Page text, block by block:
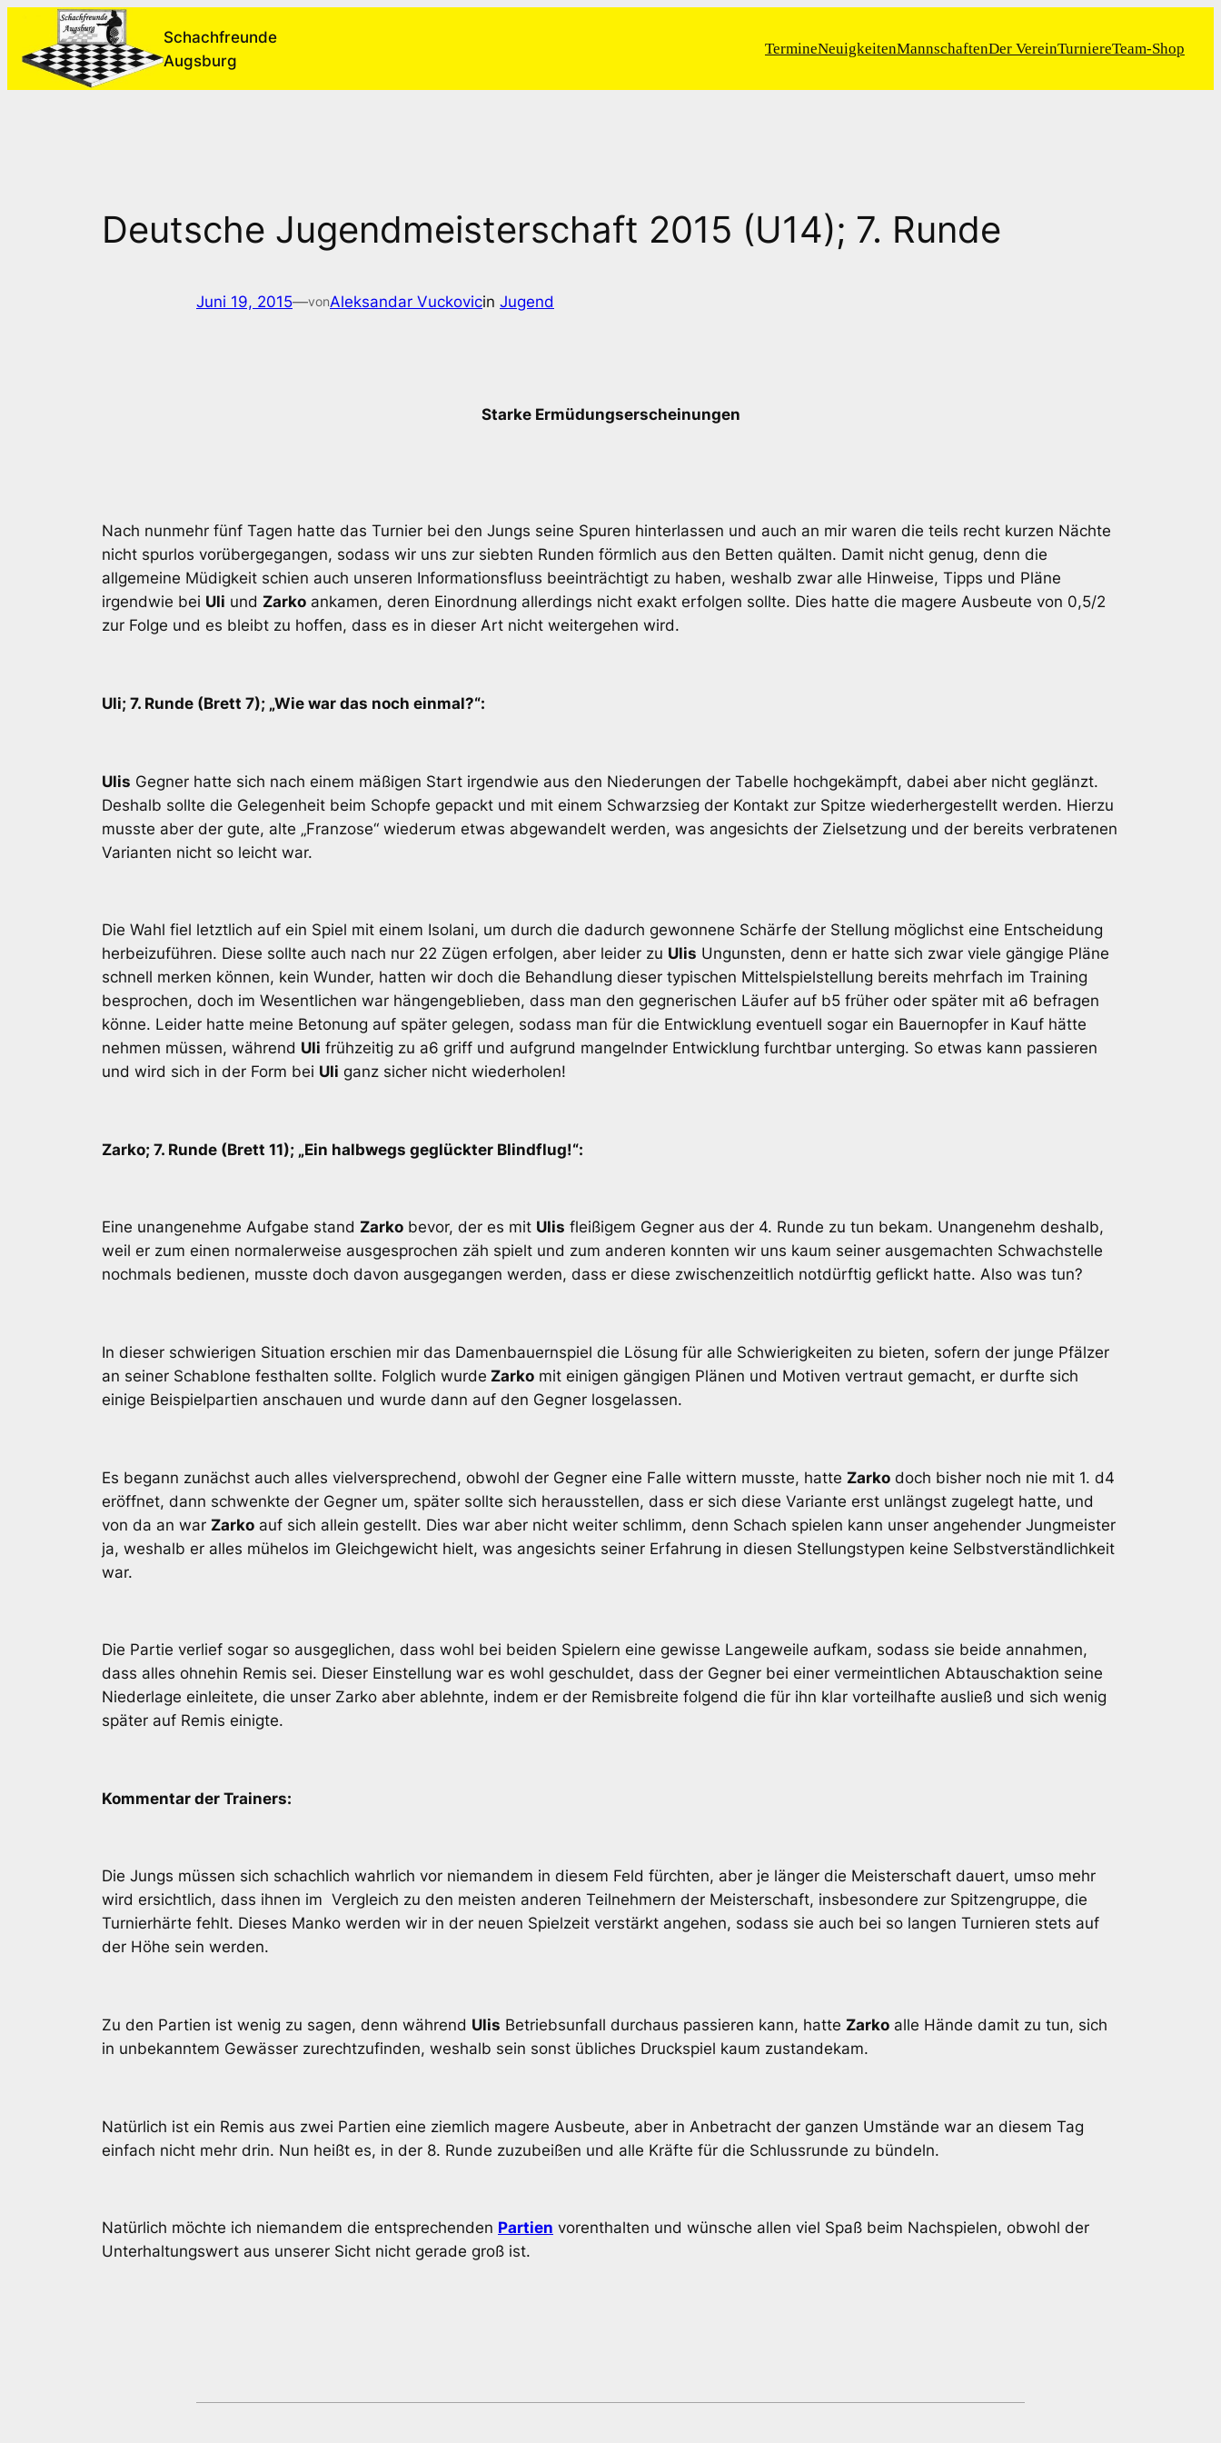
springen
Schachfreunde
Augsburg
TermineNeuigkeitenMannschaftenDer VereinTurniereTeam-Shop
Deutsche Jugendmeisterschaft 2015 (U14); 7. Runde
Juni 19, 2015—vonAleksandar Vuckovicin Jugend
Starke Ermüdungserscheinungen
Nach nunmehr fünf Tagen hatte das Turnier bei den Jungs seine Spuren hinterlassen und auch an mir waren die teils recht kurzen Nächte
nicht spurlos vorübergegangen, sodass wir uns zur siebten Runden förmlich aus den Betten quälten. Damit nicht genug, denn die
allgemeine Müdigkeit schien auch unseren Informationsfluss beeinträchtigt zu haben, weshalb zwar alle Hinweise, Tipps und Pläne
irgendwie bei Uli und Zarko ankamen, deren Einordnung allerdings nicht exakt erfolgen sollte. Dies hatte die magere Ausbeute von 0,5/2
zur Folge und es bleibt zu hoffen, dass es in dieser Art nicht weitergehen wird.
Uli; 7. Runde (Brett 7); „Wie war das noch einmal?“:
Ulis Gegner hatte sich nach einem mäßigen Start irgendwie aus den Niederungen der Tabelle hochgekämpft, dabei aber nicht geglänzt.
Deshalb sollte die Gelegenheit beim Schopfe gepackt und mit einem Schwarzsieg der Kontakt zur Spitze wiederhergestellt werden. Hierzu
musste aber der gute, alte „Franzose“ wiederum etwas abgewandelt werden, was angesichts der Zielsetzung und der bereits verbratenen
Varianten nicht so leicht war.
Die Wahl fiel letztlich auf ein Spiel mit einem Isolani, um durch die dadurch gewonnene Schärfe der Stellung möglichst eine Entscheidung
herbeizuführen. Diese sollte auch nach nur 22 Zügen erfolgen, aber leider zu Ulis Ungunsten, denn er hatte sich zwar viele gängige Pläne
schnell merken können, kein Wunder, hatten wir doch die Behandlung dieser typischen Mittelspielstellung bereits mehrfach im Training
besprochen, doch im Wesentlichen war hängengeblieben, dass man den gegnerischen Läufer auf b5 früher oder später mit a6 befragen
könne. Leider hatte meine Betonung auf später gelegen, sodass man für die Entwicklung eventuell sogar ein Bauernopfer in Kauf hätte
nehmen müssen, während Uli frühzeitig zu a6 griff und aufgrund mangelnder Entwicklung furchtbar unterging. So etwas kann passieren
und wird sich in der Form bei Uli ganz sicher nicht wiederholen!
Zarko; 7. Runde (Brett 11); „Ein halbwegs geglückter Blindflug!“:
Eine unangenehme Aufgabe stand Zarko bevor, der es mit Ulis fleißigem Gegner aus der 4. Runde zu tun bekam. Unangenehm deshalb,
weil er zum einen normalerweise ausgesprochen zäh spielt und zum anderen konnten wir uns kaum seiner ausgemachten Schwachstelle
nochmals bedienen, musste doch davon ausgegangen werden, dass er diese zwischenzeitlich notdürftig geflickt hatte. Also was tun?
In dieser schwierigen Situation erschien mir das Damenbauernspiel die Lösung für alle Schwierigkeiten zu bieten, sofern der junge Pfälzer
an seiner Schablone festhalten sollte. Folglich wurde Zarko mit einigen gängigen Plänen und Motiven vertraut gemacht, er durfte sich
einige Beispielpartien anschauen und wurde dann auf den Gegner losgelassen.
Es begann zunächst auch alles vielversprechend, obwohl der Gegner eine Falle wittern musste, hatte Zarko doch bisher noch nie mit 1. d4
eröffnet, dann schwenkte der Gegner um, später sollte sich herausstellen, dass er sich diese Variante erst unlängst zugelegt hatte, und
von da an war Zarko auf sich allein gestellt. Dies war aber nicht weiter schlimm, denn Schach spielen kann unser angehender Jungmeister
ja, weshalb er alles mühelos im Gleichgewicht hielt, was angesichts seiner Erfahrung in diesen Stellungstypen keine Selbstverständlichkeit
war.
Die Partie verlief sogar so ausgeglichen, dass wohl bei beiden Spielern eine gewisse Langeweile aufkam, sodass sie beide annahmen,
dass alles ohnehin Remis sei. Dieser Einstellung war es wohl geschuldet, dass der Gegner bei einer vermeintlichen Abtauschaktion seine
Niederlage einleitete, die unser Zarko aber ablehnte, indem er der Remisbreite folgend die für ihn klar vorteilhafte ausließ und sich wenig
später auf Remis einigte.
Kommentar der Trainers:
Die Jungs müssen sich schachlich wahrlich vor niemandem in diesem Feld fürchten, aber je länger die Meisterschaft dauert, umso mehr
wird ersichtlich, dass ihnen im Vergleich zu den meisten anderen Teilnehmern der Meisterschaft, insbesondere zur Spitzengruppe, die
Turnierhärte fehlt. Dieses Manko werden wir in der neuen Spielzeit verstärkt angehen, sodass sie auch bei so langen Turnieren stets auf
der Höhe sein werden.
Zu den Partien ist wenig zu sagen, denn während Ulis Betriebsunfall durchaus passieren kann, hatte Zarko alle Hände damit zu tun, sich
in unbekanntem Gewässer zurechtzufinden, weshalb sein sonst übliches Druckspiel kaum zustandekam.
Natürlich ist ein Remis aus zwei Partien eine ziemlich magere Ausbeute, aber in Anbetracht der ganzen Umstände war an diesem Tag
einfach nicht mehr drin. Nun heißt es, in der 8. Runde zuzubeißen und alle Kräfte für die Schlussrunde zu bündeln.
Natürlich möchte ich niemandem die entsprechenden Partien vorenthalten und wünsche allen viel Spaß beim Nachspielen, obwohl der
Unterhaltungswert aus unserer Sicht nicht gerade groß ist.